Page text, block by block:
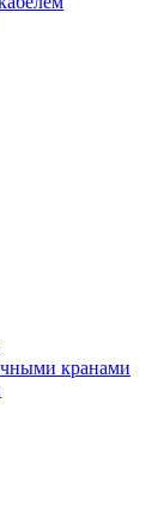
кранами